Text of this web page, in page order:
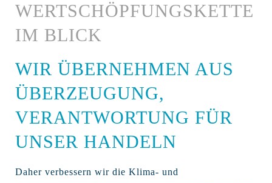
WERTSCHÖPFUNGSKETTE
IM BLICK
WIR ÜBERNEHMEN AUS
ÜBERZEUGUNG,
VERANTWORTUNG FÜR
UNSER HANDELN
Daher verbessern wir die Klima- und